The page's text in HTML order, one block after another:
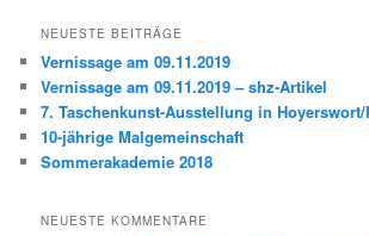
h
n
NEUESTE BEITRÄGE
Vernissage am 09.11.2019
Vernissage am 09.11.2019 – shz-Artikel
7. Taschenkunst-Ausstellung in Hoyerswort/
10-jährige Malgemeinschaft
Sommerakademie 2018
NEUESTE KOMMENTARE